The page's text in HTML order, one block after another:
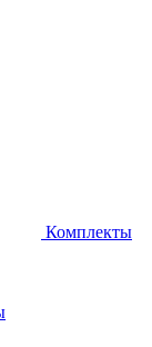
Комплекты